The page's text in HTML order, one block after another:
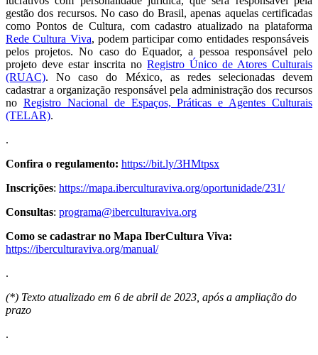
gestão dos recursos. No caso do Brasil, apenas aquelas certificadas
como Pontos de Cultura, com cadastro atualizado na plataforma
Rede Cultura Viva, podem participar como entidades responsáveis ​​
pelos projetos. No caso do Equador, a pessoa responsável pelo
projeto deve estar inscrita no Registro Único de Atores Culturais
(RUAC). No caso do México, as redes selecionadas devem
cadastrar a organização responsável pela administração dos recursos
no Registro Nacional de Espaços, Práticas e Agentes Culturais
(TELAR).
.
Confira o regulamento: https://bit.ly/3HMtpsx
Inscrições: https://mapa.iberculturaviva.org/oportunidade/231/
Consultas: programa@iberculturaviva.org
Como se cadastrar no Mapa IberCultura Viva:
https://iberculturaviva.org/manual/
.
(*) Texto atualizado em 6 de abril de 2023, após a ampliação do
prazo
.